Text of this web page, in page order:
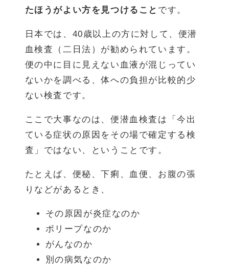
たほうがよい方を見つけること です。
日本では、40歳以上の方に対して、便潜
血検査（二日法）が勧められています。
便の中に目に見えない血液が混じってい
ないかを調べる、体への負担が比較的少
ない検査です。
ここで大事なのは、便潜血検査は「今出
ている症状の原因をその場で確定する検
査」ではない、ということです。
たとえば、便秘、下痢、血便、お腹の張
りなどがあるとき、
その原因が炎症なのか
ポリープなのか
がんなのか
別の病気なのか